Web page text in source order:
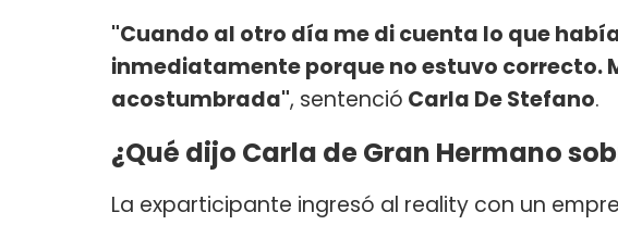
"Cuando al otro día me di cuenta lo que
inmediatamente porque no estuvo correcto.
acostumbrada", sentenció Carla De Stefano.
¿Qué dijo Carla de Gran Hermano
La exparticipante ingresó al reality con un